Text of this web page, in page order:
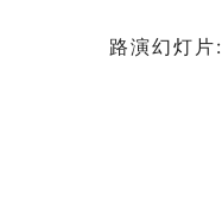
路演幻灯片: